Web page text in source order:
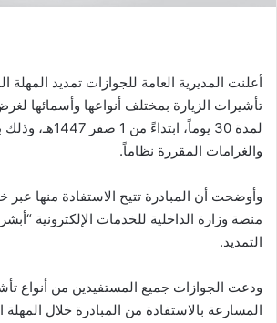
أعلنت المديرية العامة للجوازات تمديد المهلة
تأشيرات الزيارة بمختلف أنواعها وأسمائها لغرض
لمدة 30 يوماً،
والغرامات المقررة نظاماً.
وأوضحت أن المبادرة تتيح الاستفادة منها
منصة وزارة الداخلية للخدمات الإلكترونية
التمديد.
ودعت الجوازات جميع المستفيدين من أنواع
المسارعة بالاستفادة من المبادرة خلال المهلة